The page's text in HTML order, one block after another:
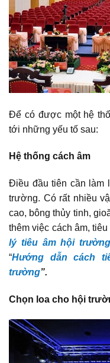
Để có được một hệ
tới những yếu tố sau:
Hệ thống cách âm
Điều đầu tiên cần làm
trường. Có rất nhiều
cao, bông thủy tinh,
thêm việc cách âm,
lý tiêu âm hội
“Hướng dẫn cách
trường”.
Chọn loa cho hội